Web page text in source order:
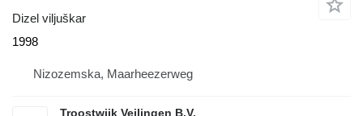
Dizel viljuškar
1998
Nizozemska, Maarheezerweg
Troostwijk Veilingen B.V.